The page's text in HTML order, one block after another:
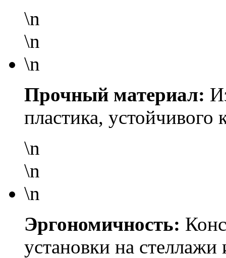
\n
\n
\n
Прочный материал:
пластика, устойчивого
\n
\n
\n
Эргономичность:
установки на стеллажи